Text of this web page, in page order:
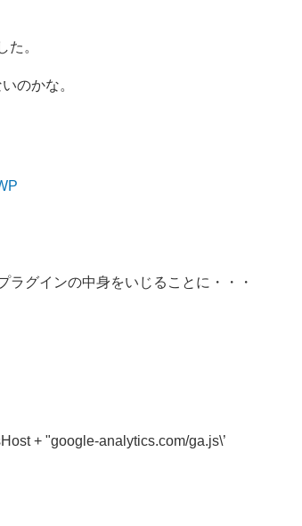
た。
のかな。
グインの中身をいじることに・・・
+ "google-analytics.com/ga.js\’